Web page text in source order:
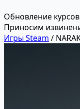
Обновление
Приносим
Игры Steam /